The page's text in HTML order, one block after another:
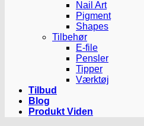
Nail Art
Pigment
Shapes
Tilbehør
E-file
Pensler
Tipper
Værktøj
Tilbud
Blog
Produkt Viden